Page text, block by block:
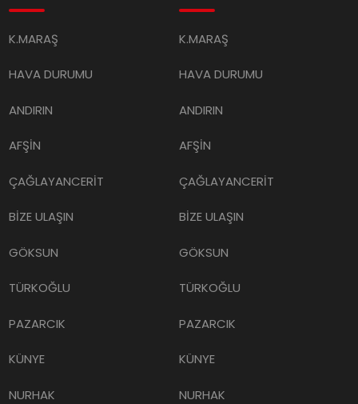
K.MARAŞ
HAVA DURUMU
ANDIRIN
AFŞİN
ÇAĞLAYANCERİT
BİZE ULAŞIN
GÖKSUN
TÜRKOĞLU
PAZARCIK
KÜNYE
NURHAK
K.MARAŞ
HAVA DURUMU
ANDIRIN
AFŞİN
ÇAĞLAYANCERİT
BİZE ULAŞIN
GÖKSUN
TÜRKOĞLU
PAZARCIK
KÜNYE
NURHAK